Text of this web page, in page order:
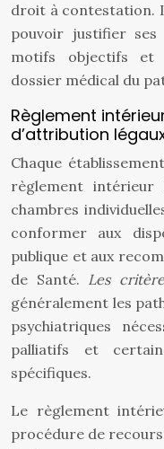
droit à contestation.
pouvoir justifier ses
motifs objectifs et
dossier médical du
Règlement
d’attribution
Chaque
règlement intérieur
chambres
conformer aux
publique et aux
de Santé. Les
généralement les
psychiatriques
palliatifs et
spécifiques.
Le règlement
procédure de